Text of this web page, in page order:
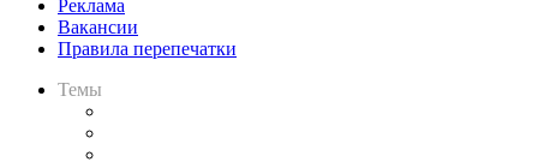
Реклама
Вакансии
Правила перепечатки
Темы